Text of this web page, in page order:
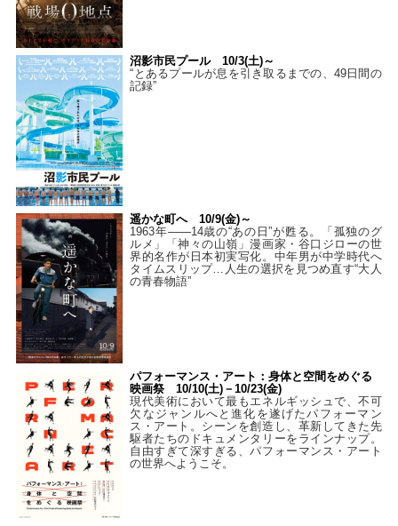
沼影市民プール 10/3(土)～
“とあるプールが息を引き取るまでの、49日間の
記録”
遥かな町へ 10/9(金)～
1963年――14歳の“あの日”が甦る。「孤独のグ
ルメ」「神々の山嶺」漫画家・谷口ジローの世
界的名作が日本初実写化。中年男が中学時代へ
タイムスリップ…人生の選択を見つめ直す“大人
の青春物語”
パフォーマンス・アート：身体と空間をめぐる
映画祭 10/10(土)－10/23(金)
現代美術において最もエネルギッシュで、不可
欠なジャンルへと進化を遂げたパフォーマン
ス・アート。シーンを創造し、革新してきた先
駆者たちのドキュメンタリーをラインナップ。
自由すぎて深すぎる、パフォーマンス・アート
の世界へようこそ。